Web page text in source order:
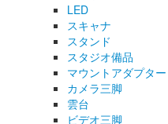
LED
スキャナ
スタンド
スタジオ備品
マウントアダプター
カメラ三脚
雲台
ビデオ三脚